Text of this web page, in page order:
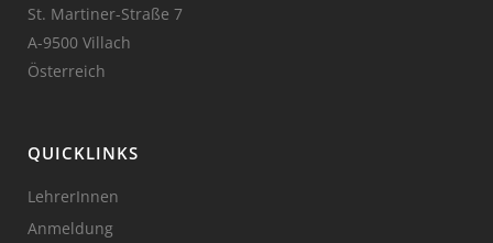
St. Martiner-Straße 7
A-9500 Villach
Österreich
QUICKLINKS
LehrerInnen
Anmeldung